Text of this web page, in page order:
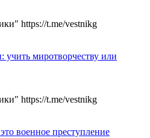
https://t.me/vestnikg
миротворчеству или
https://t.me/vestnikg
военное преступление